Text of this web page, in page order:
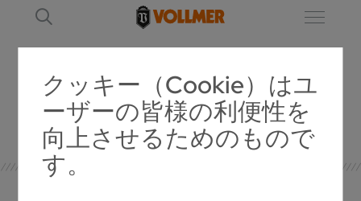
クッキー（Cookie）はユ
ーザーの皆様の利便性を
向上させるためのもので
す。
ニュースレター